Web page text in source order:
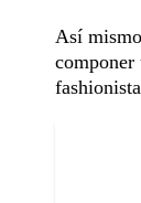
Así
componer